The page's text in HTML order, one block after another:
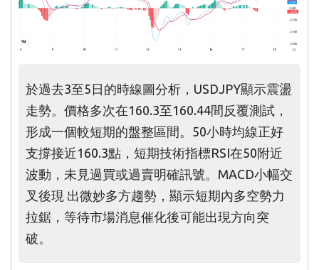
於過去3至5日的時線圖分析，USDJPY顯示震盪
走勢。價格多次在160.3至160.44間反覆測試，
形成一個較短期的盤整區間。50小時均線正好
支撐接近160.3點，短期技術指標RSI在50附近
波動，未見過買或過賣明確訊號。MACD小幅交
叉後現 出微妙多方趨勢，顯示短期內多空勢力
拉鋸，等待市場消息催化後可能出現方向突
破。